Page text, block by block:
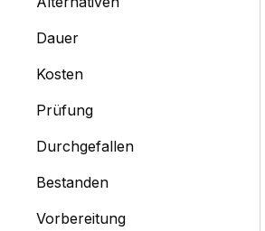
Dauer
Kosten
Prüfung
Durchgefallen
Bestanden
Vorbereitung